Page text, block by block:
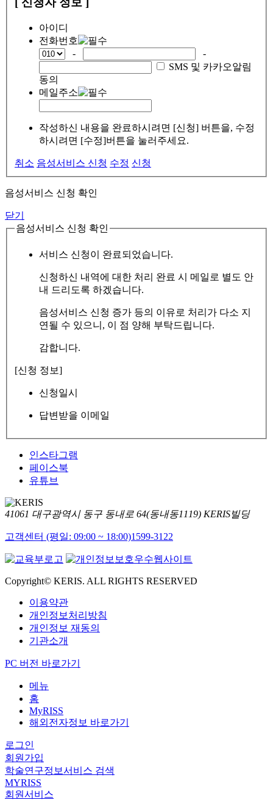
아이디
전화번호
-
-
SMS 및 카카오알림
동의
메일주소
작성하신 내용을 완료하시려면 [신청] 버튼을, 수정
하시려면 [수정]버튼을 눌러주세요.
취소 음성서비스 신청 수정 신청
음성서비스 신청 확인
닫기
음성서비스 신청 확인
서비스 신청이 완료되었습니다.
신청하신 내역에 대한 처리 완료 시 메일로 별도 안
내 드리도록 하겠습니다.
음성서비스 신청 증가 등의 이유로 처리가 다소 지
연될 수 있으니, 이 점 양해 부탁드립니다.
감합니다.
[신청 정보]
신청일시
답변받을 이메일
인스타그램
페이스북
유튜브
41061 대구광역시 동구 동내로 64(동내동1119) KERIS빌딩
고객센터 (평일: 09:00 ~ 18:00)1599-3122
Copyright© KERIS. ALL RIGHTS RESERVED
이용약관
개인정보처리방침
개인정보 재동의
기관소개
PC 버전 바로가기
메뉴
홈
MyRISS
해외전자정보 바로가기
로그인
회원가입
학술연구정보서비스 검색
MYRISS
회원서비스